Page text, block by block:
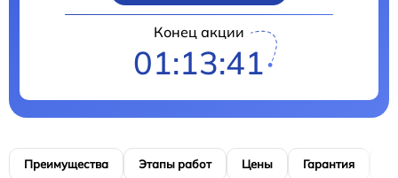
Конец акции
01:13:40
Преимущества Этапы работ Цены Гарантия